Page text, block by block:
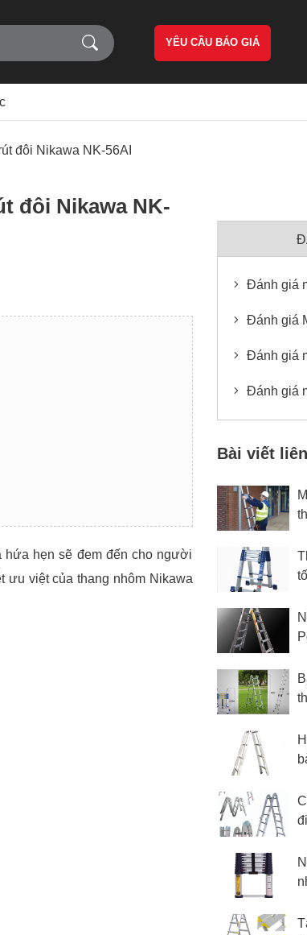
YÊU CẦU BÁO GIÁ
đôi Nikawa NK-56AI
đôi Nikawa NK-
hẹn sẽ đem đến cho người
ưu việt của thang nhôm Nikawa
Đánh giá
Đánh giá
Đánh giá
Đánh giá
Bài viết